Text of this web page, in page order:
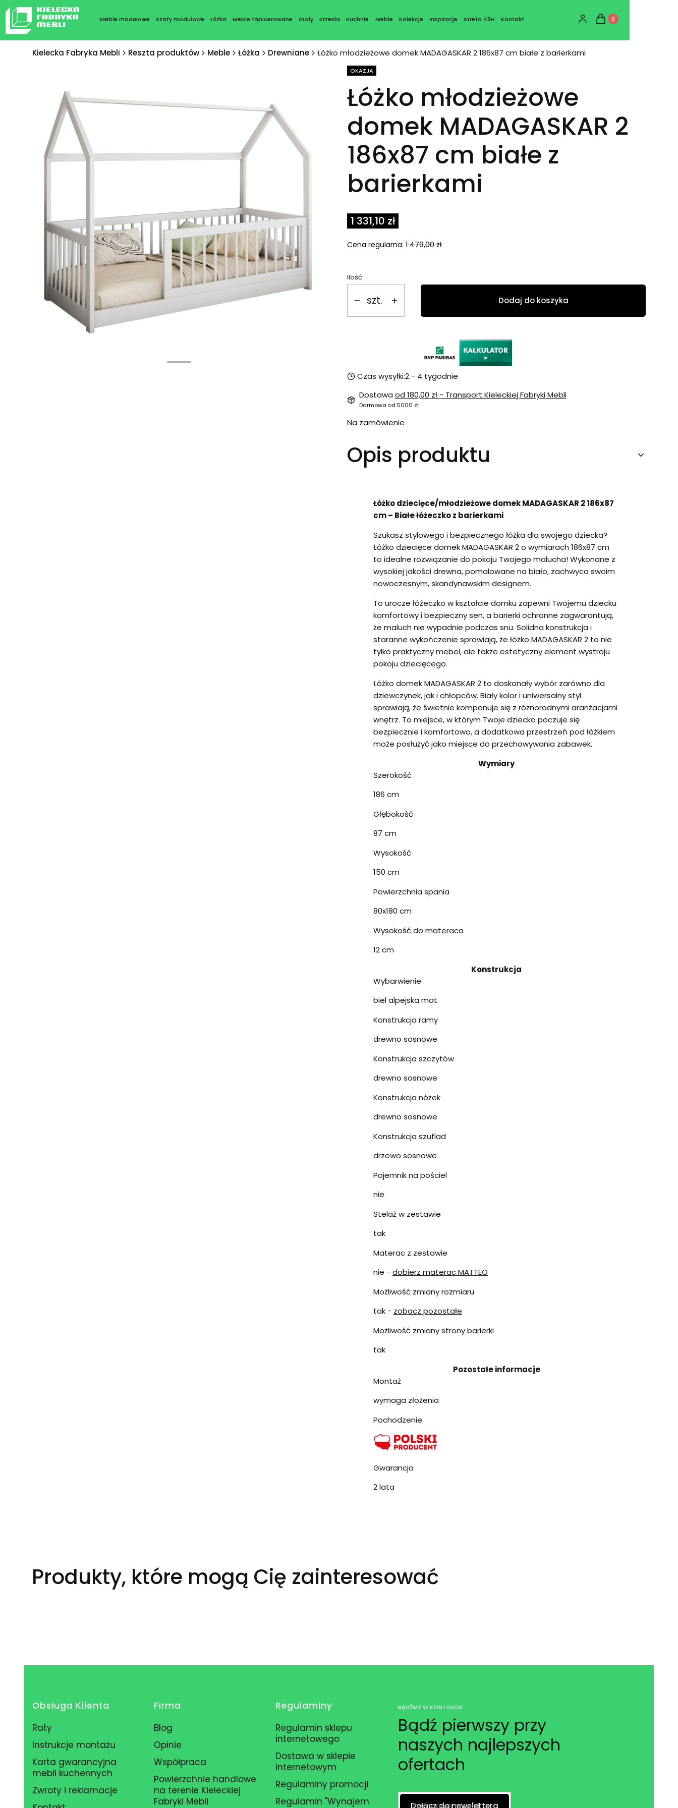
Meble modułowe Szafy modułowe Łóżka Meble tapicerowane Stoły Krzesła Kuchnie Meble Kolekcje Inspiracje Strefa 48H Kontakt Zaloguj się
Produkty w koszyku:
Koszyk
Kielecka Fabryka Mebli Reszta produktów Meble Łóżka Drewniane Łóżko młodzieżowe domek MADAGASKAR 2 186x87 cm białe z barierkami
Tagi produktu
OKAZJA
Łóżko młodzieżowe
domek MADAGASKAR 2
186x87 cm białe z
barierkami
1 331,10 zł
Cena regularna: 1 479,00 zł
Ilość
szt. Dodaj do koszyka
Czas wysyłki:2 - 4 tygodnie
Dostawa od 180,00 zł - Transport Kieleckiej Fabryki Mebli
Darmowa od 5000 zł
Na zamówienie
Opis produktu
Łóżko dziecięce/młodzieżowe domek MADAGASKAR 2 186x87
cm – Białe łóżeczko z barierkami
Szukasz stylowego i bezpiecznego łóżka dla swojego dziecka?
Łóżko dziecięce domek MADAGASKAR 2 o wymiarach 186x87 cm
to idealne rozwiązanie do pokoju Twojego malucha! Wykonane z
wysokiej jakości drewna, pomalowane na biało, zachwyca swoim
nowoczesnym, skandynawskim designem.
To urocze łóżeczko w kształcie domku zapewni Twojemu dziecku
komfortowy i bezpieczny sen, a barierki ochronne zagwarantują,
że maluch nie wypadnie podczas snu. Solidna konstrukcja i
staranne wykończenie sprawiają, że łóżko MADAGASKAR 2 to nie
tylko praktyczny mebel, ale także estetyczny element wystroju
pokoju dziecięcego.
Łóżko domek MADAGASKAR 2 to doskonały wybór zarówno dla
dziewczynek, jak i chłopców. Biały kolor i uniwersalny styl
sprawiają, że świetnie komponuje się z różnorodnymi aranżacjami
wnętrz. To miejsce, w którym Twoje dziecko poczuje się
bezpiecznie i komfortowo, a dodatkowa przestrzeń pod łóżkiem
może posłużyć jako miejsce do przechowywania zabawek.
Wymiary
Szerokość
186 cm
Głębokość
87 cm
Wysokość
150 cm
Powierzchnia spania
80x180 cm
Wysokość do materaca
12 cm
Konstrukcja
Wybarwienie
biel alpejska mat
Konstrukcja ramy
drewno sosnowe
Konstrukcja szczytów
drewno sosnowe
Konstrukcja nóżek
drewno sosnowe
Konstrukcja szuflad
drzewo sosnowe
Pojemnik na pościel
nie
Stelaż w zestawie
tak
Materac z zestawie
nie - dobierz materac MATTEO
Możliwość zmiany rozmiaru
tak - zobacz pozostałe
Możliwość zmiany strony barierki
tak
Pozostałe informacje
Montaż
wymaga złożenia
Pochodzenie
Gwarancja
2 lata
Produkty, które mogą Cię zainteresować
Linki w stopce
Obsługa Klienta
Raty
Instrukcje montażu
Karta gwarancyjna
mebli kuchennych
Zwroty i reklamacje
Firma
Blog
Opinie
Współpraca
Powierzchnie handlowe
na terenie Kieleckiej
Fabryki Mebli
Regulaminy
Regulamin sklepu
internetowego
Dostawa w sklepie
internetowym
Regulaminy promocji
Regulamin "Wynajem
BĄDŹMY W KONTAKCIE
Bądź pierwszy przy
naszych najlepszych
ofertach
Twój adres e-mail
Dołącz do newslettera